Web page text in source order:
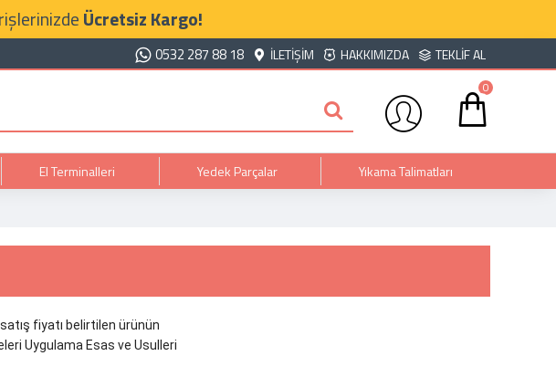
Ücretsiz Kargo!
0532 287 88 18 İLETIŞIM HAKKIMIZDA TEKLIF AL
0
El Terminalleri Yedek Parçalar
Yıkama Talimatları
satış fiyatı belirtilen ürünün
Uygulama Esas ve Usulleri